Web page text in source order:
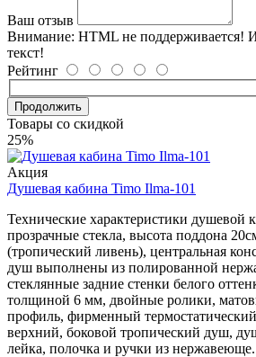
Ваш отзыв
Внимание: HTML не поддерживается!
текст!
Рейтинг
Продолжить
Товары со скидкой
25%
Акция
Душевая кабина Timo Ilma-101
Технические характеристики душевой
прозрачные стекла, высота поддона
(тропический ливень), центральная
душ выполнены из полированной
стеклянные задние стенки белого
толщиной 6 мм, двойные ролики,
профиль, фирменный
верхний, боковой тропический душ,
лейка, полочка и ручки из